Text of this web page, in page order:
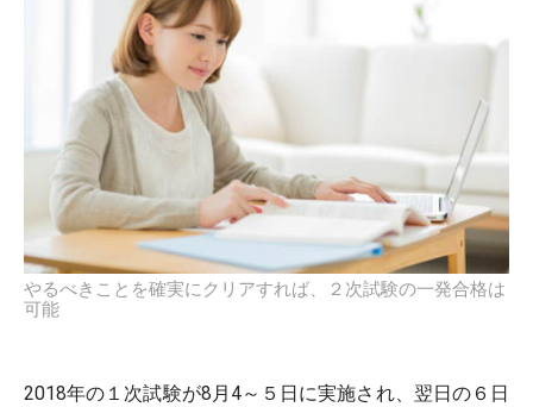
やるべきことを確実にクリアすれば、２次試験の一発合格は
可能
2018年の１次試験が8月4～５日に実施され、翌日の６日